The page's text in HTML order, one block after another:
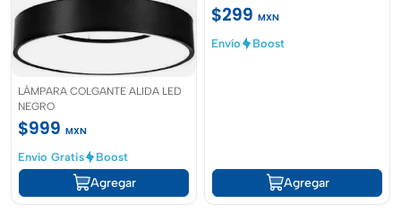
LÁMPARA COLGANTE ALIDA LED
NEGRO
$999 MXN
Envío Gratis
Boost
Agregar
$299 MXN
Envío
Boost
Agregar